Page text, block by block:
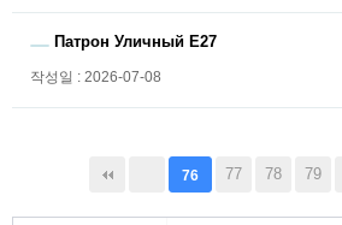
Патрон Уличный Е27
작성일 : 2026-07-08
76 77 78 79